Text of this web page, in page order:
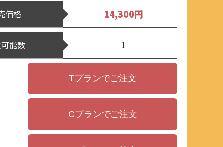
価格 14,300円
能数 1